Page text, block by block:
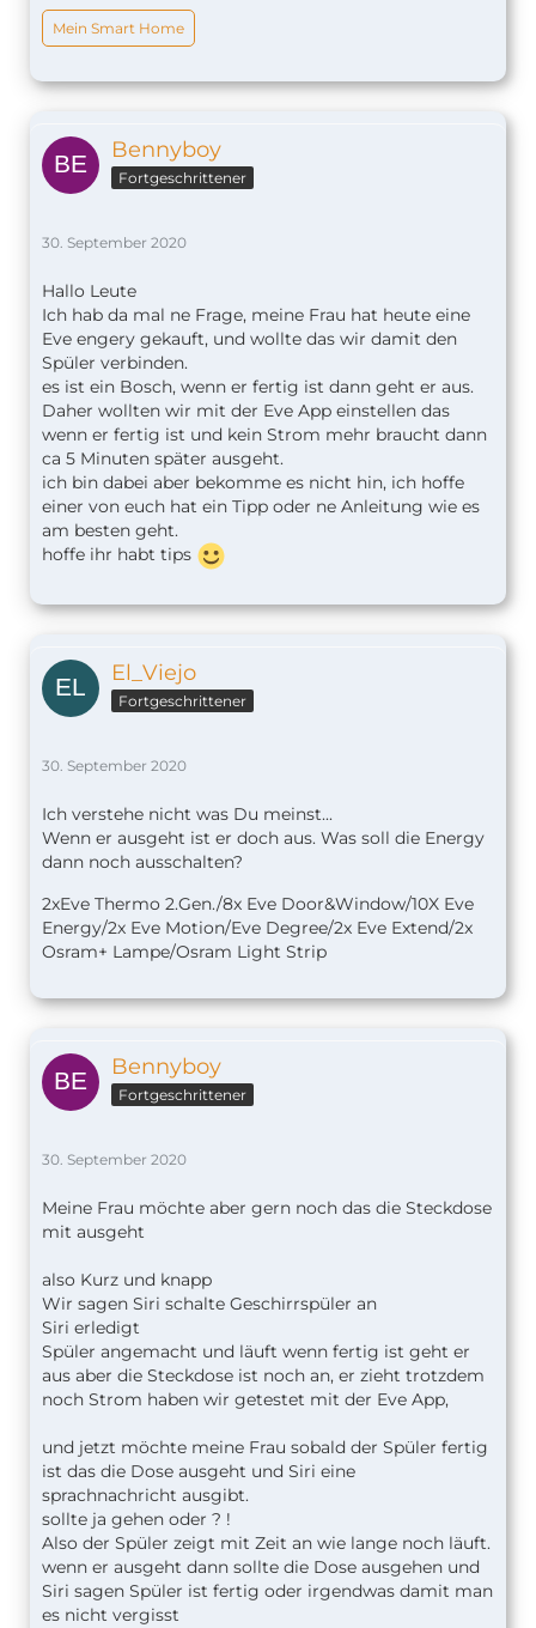
Mein Smart Home
Bennyboy
Fortgeschrittener
30. September 2020
Hallo Leute
Ich hab da mal ne Frage, meine Frau hat heute eine
Eve engery gekauft, und wollte das wir damit den
Spüler verbinden.
es ist ein Bosch, wenn er fertig ist dann geht er aus.
Daher wollten wir mit der Eve App einstellen das
wenn er fertig ist und kein Strom mehr braucht dann
ca 5 Minuten später ausgeht.
ich bin dabei aber bekomme es nicht hin, ich hoffe
einer von euch hat ein Tipp oder ne Anleitung wie es
am besten geht.
hoffe ihr habt tips
El_Viejo
Fortgeschrittener
30. September 2020
Ich verstehe nicht was Du meinst...
Wenn er ausgeht ist er doch aus. Was soll die Energy
dann noch ausschalten?
2xEve Thermo 2.Gen./8x Eve Door&Window/10X Eve
Energy/2x Eve Motion/Eve Degree/2x Eve Extend/2x
Osram+ Lampe/Osram Light Strip
Bennyboy
Fortgeschrittener
30. September 2020
Meine Frau möchte aber gern noch das die Steckdose
mit ausgeht
also Kurz und knapp
Wir sagen Siri schalte Geschirrspüler an
Siri erledigt
Spüler angemacht und läuft wenn fertig ist geht er
aus aber die Steckdose ist noch an, er zieht trotzdem
noch Strom haben wir getestet mit der Eve App,
und jetzt möchte meine Frau sobald der Spüler fertig
ist das die Dose ausgeht und Siri eine
sprachnachricht ausgibt.
sollte ja gehen oder ? !
Also der Spüler zeigt mit Zeit an wie lange noch läuft.
wenn er ausgeht dann sollte die Dose ausgehen und
Siri sagen Spüler ist fertig oder irgendwas damit man
es nicht vergisst